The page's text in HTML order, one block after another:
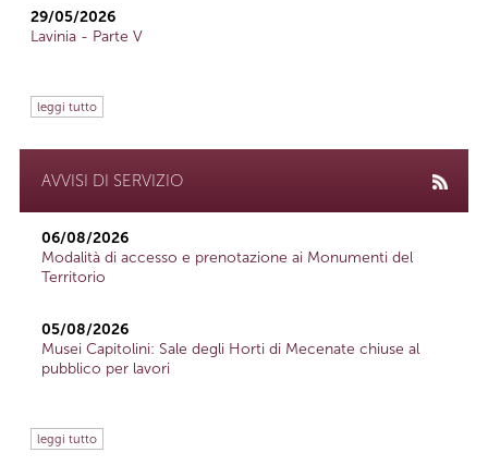
29/05/2026
Lavinia - Parte V
leggi tutto
AVVISI DI SERVIZIO
06/08/2026
Modalità di accesso e prenotazione ai Monumenti del
Territorio
05/08/2026
Musei Capitolini: Sale degli Horti di Mecenate chiuse al
pubblico per lavori
leggi tutto